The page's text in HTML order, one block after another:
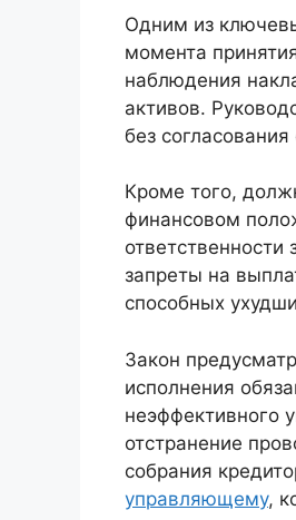
Одним из
момента
наблюдения
активов.
без
Кроме того,
финансовом
запреты на
способных
Закон
исполнения
неэффективного
отстранение
собрания
управляющему,